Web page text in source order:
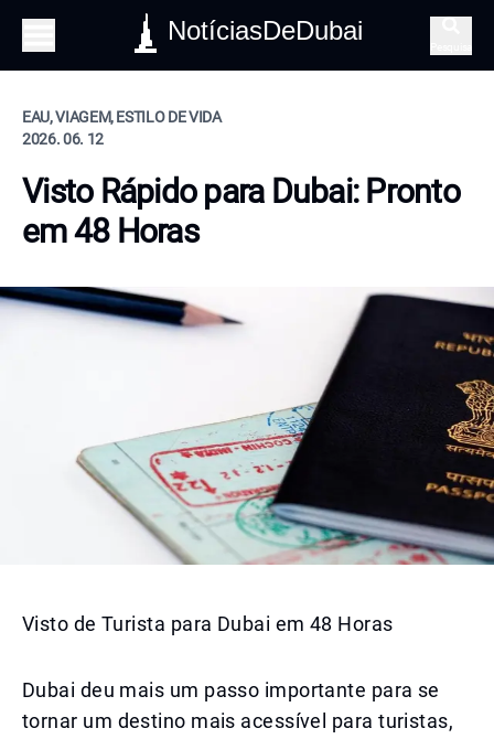
NotíciasDeDubai
EAU, VIAGEM, ESTILO DE VIDA
2026. 06. 12
Visto Rápido para Dubai: Pronto
em 48 Horas
Visto de Turista para Dubai em 48 Horas
Dubai deu mais um passo importante para se
tornar um destino mais acessível para turistas,